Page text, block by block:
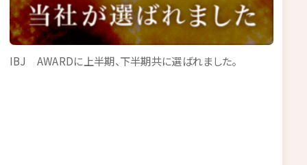
IBJ AWARDに上半期、下半期共に選ばれました。